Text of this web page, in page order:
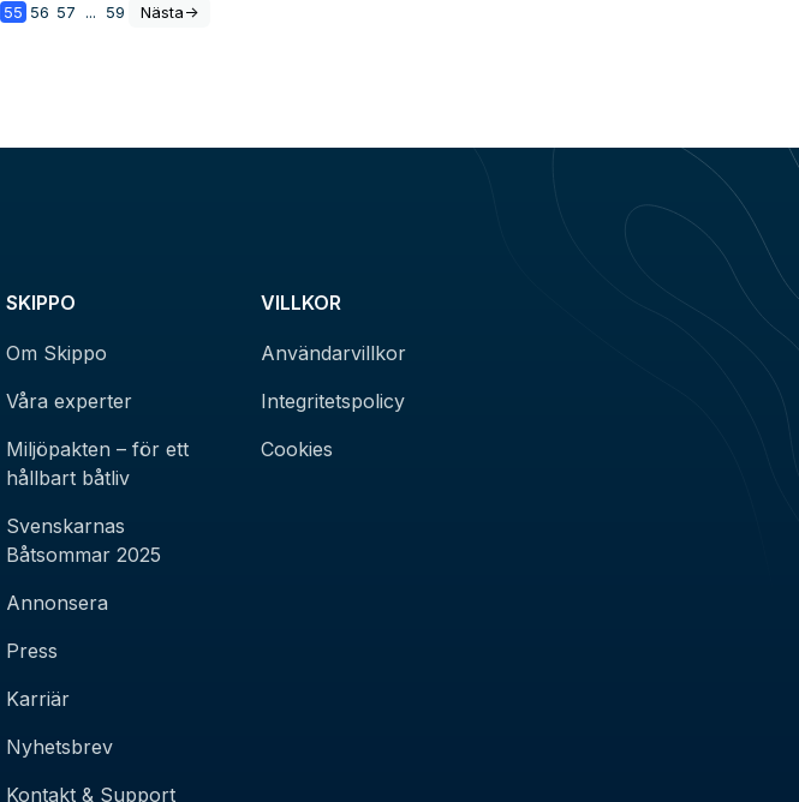
55 56 57 ... 59 Nästa->
SKIPPO
Om Skippo
Våra experter
Miljöpakten – för ett
hållbart båtliv
Svenskarnas
Båtsommar 2025
Annonsera
Press
Karriär
Nyhetsbrev
Kontakt & Support
VILLKOR
Användarvillkor
Integritetspolicy
Cookies